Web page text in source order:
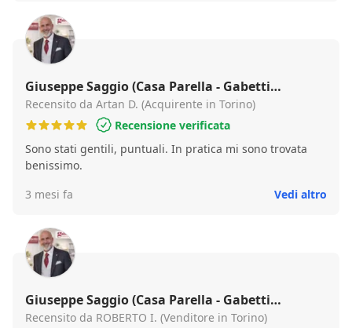
dal primo incontro ho percepito un approccio
professionale, concreto e basato su un accurato studio
dell'immobile e del mercato di riferimento. La differenza
l'hanno fatta la strategia adottata, la cura dei dettagli e il
corretto posizionamento del prezzo, elementi che hanno
permesso di condurre la trattativa con efficacia fino alla
conclusione, raggiungendo un risultato pienamente
soddisfacente per tutte le parti coinvolte. Ritengo che il
vero valore aggiunto di Massimiliano sia la capacità di
impostare un percorso di vendita fondato su analisi,
valorizzando al meglio l'immobile. Per questo motivo mi
serio, preparato e orientato ai risultati.
Giuseppe Saggio (Casa Parella - Gabetti
Franchising)
Recensito da Artan D. (Acquirente in Torino)
Recensione verificata
Sono stati gentili, puntuali. In pratica mi sono trovata
benissimo.
3 mesi fa
Vedi altro
Giuseppe Saggio (Casa Parella - Gabetti
Franchising)
Recensito da ROBERTO I. (Venditore in Torino)